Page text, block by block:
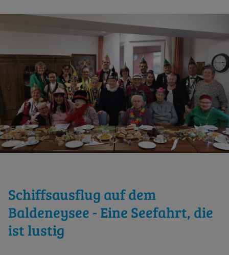
Schiffsausflug auf dem
Baldeneysee - Eine Seefahrt, die
ist lustig